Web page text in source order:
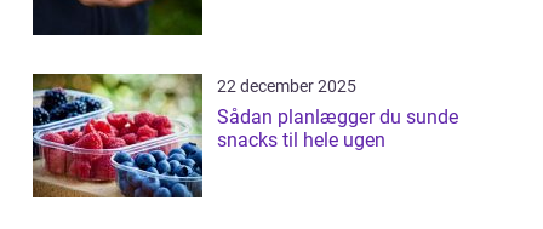
22 december 2025
Sådan planlægger du sunde
snacks til hele ugen